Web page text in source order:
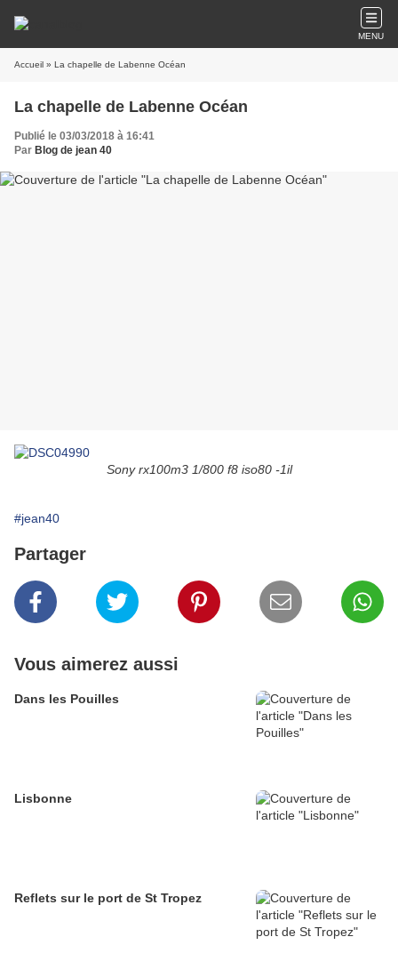
MENU
Accueil » La chapelle de Labenne Océan
La chapelle de Labenne Océan
Publié le 03/03/2018 à 16:41
Par Blog de jean 40
Sony rx100m3 1/800 f8 iso80 -1il
#jean40
Partager
Vous aimerez aussi
Dans les Pouilles
Lisbonne
Reflets sur le port de St Tropez